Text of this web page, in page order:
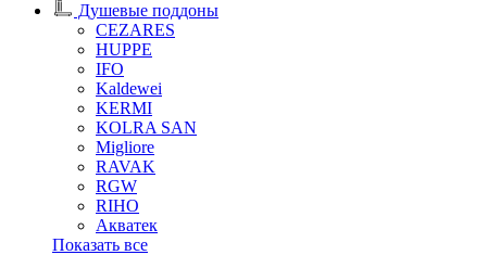
Душевые поддоны
CEZARES
HUPPE
IFO
Kaldewei
KERMI
KOLRA SAN
Migliore
RAVAK
RGW
RIHO
Акватек
Показать все